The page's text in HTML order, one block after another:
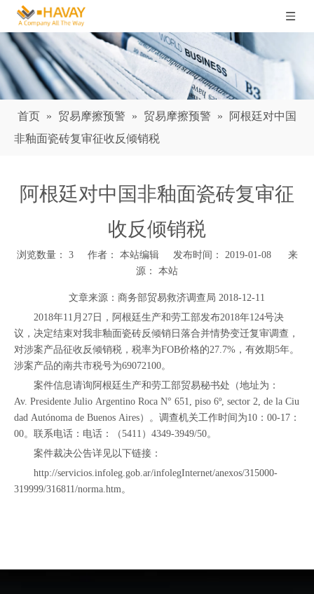
首页 » 贸易摩擦预警 » 贸易摩擦预警 »
阿根廷对中国
非釉面瓷砖复审征收反倾销税
阿根廷对中国非釉面瓷砖复审征
收反倾销税
浏览数量： 3作者： 本站编辑 发布时间： 2019-01-08 来
源： 本站
["wechat","weibo","qzone","douban","email"]
文章来源： 商务部贸易救济调查局 2018-12-11
2018年11月27日，阿根廷生产和劳工部发布2018年124号决
议，决定结束对我非釉面瓷砖反倾销日落合并情势变迁复审调查，
对涉案产品征收反倾销税，税率为FOB价格的27.7%，有效期5年。
涉案产品的南共市税号为69072100。
案件信息请询阿根廷生产和劳工部贸易秘书处（地址为：
Av. Presidente Julio Argentino Roca N° 651, piso 6º, sector 2, de la Ciu
dad Autónoma de Buenos Aires）。调查机关工作时间为10：00-17：
00。联系电话：电话：（5411）4349-3949/50。
案件裁决公告详见以下链接：
http://servicios.infoleg.gob.ar/infolegInternet/anexos/315000-
319999/316811/norma.htm 。